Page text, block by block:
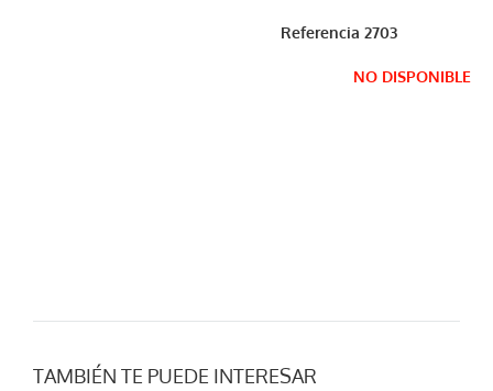
Referencia2703
NO DISPONIBLE
TAMBIÉN TE PUEDE INTERESAR